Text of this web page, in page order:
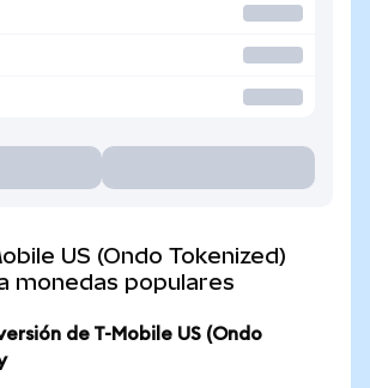
US (Ondo Tokenized)
monedas populares
de T-Mobile US (Ondo